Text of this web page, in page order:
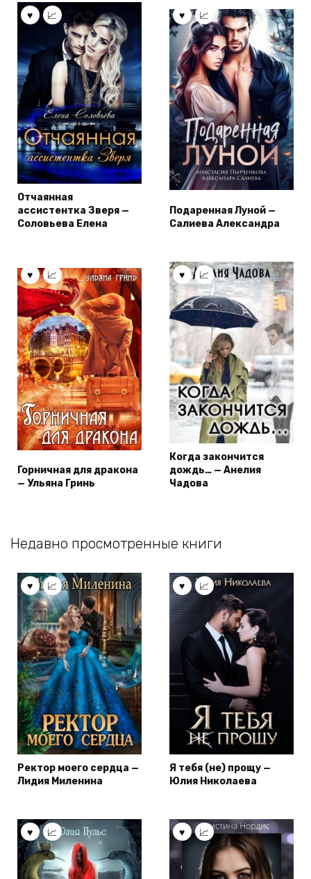
Отчаянная
ассистентка Зверя —
Соловьева Елена
Подаренная Луной —
Салиева Александра
Горничная для дракона
— Ульяна Гринь
Когда закончится
дождь… — Анелия
Чадова
Недавно просмотренные книги
Ректор моего сердца —
Лидия Миленина
Я тебя (не) прощу —
Юлия Николаева